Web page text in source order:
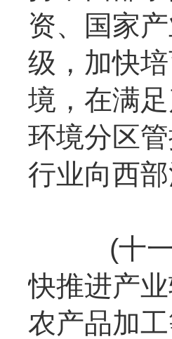
资、国家
级，加快
境，在满
环境分区
行业向西
(十一)
快推进产
农产品加